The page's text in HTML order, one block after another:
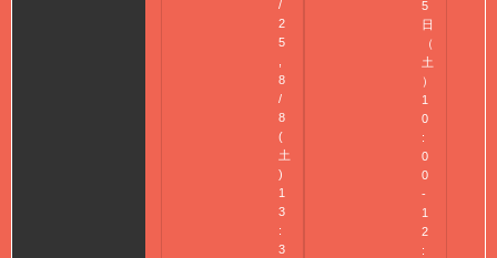
/
2
5
8
/
8
(
土
)
1
3
:
3
5
日
（
土
）
1
0
:
0
0
-
1
2
: